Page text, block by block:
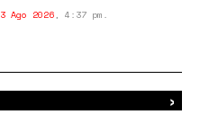
3 Ago 2026, 4:37 pm.
›